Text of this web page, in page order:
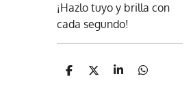
¡Hazlo tuyo y brilla con
cada segundo!
C
C
C
C